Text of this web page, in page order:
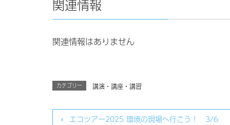
関連情報
関連情報はありません
カテゴリー 講演・講座・講習
エコツアー2025 環境の現場へ行こう！ 3/6